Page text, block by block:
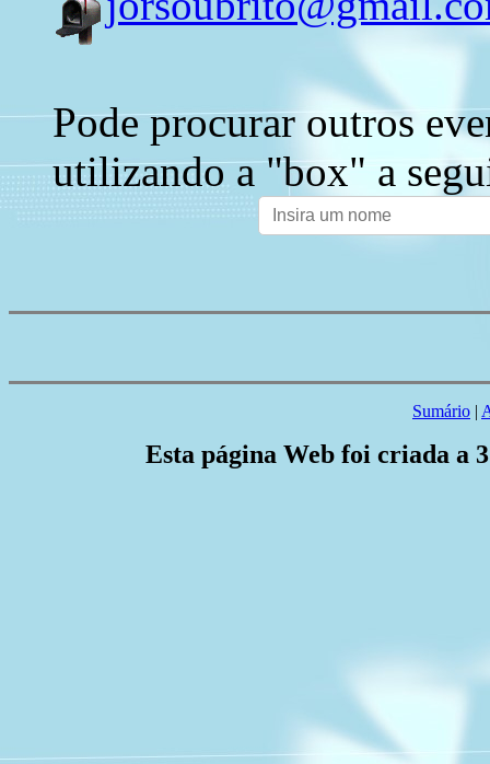
Pode procurar outros
utilizando a "box" a
Sumário |
Esta página Web foi criada a